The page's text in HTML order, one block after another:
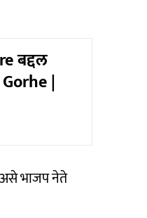
बद्दल
|
असे भाजप नेते